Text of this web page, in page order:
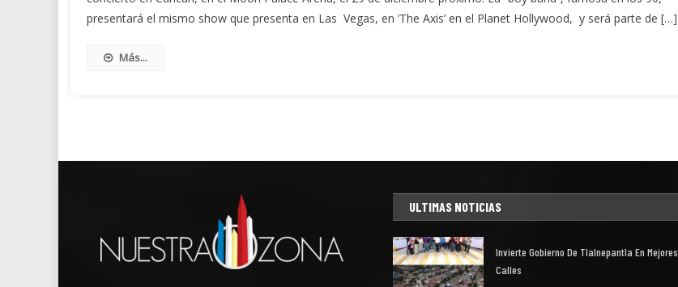
presentará el mismo show que presenta en Las Vegas, en ’The Axis’ en el Planet Hollywood, y será parte de […]
Más...
ULTIMAS NOTICIAS
Invierte Gobierno De Tlalnepantla En Mejores
Calles